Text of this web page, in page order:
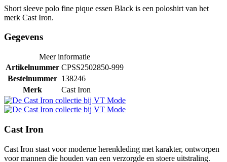
Short sleeve polo fine pique essen Black is een poloshirt van het
merk Cast Iron.
Gegevens
Meer informatie
Artikelnummer CPSS2502850-999
Bestelnummer 138246
Merk
Cast Iron
Cast Iron
Cast Iron staat voor moderne herenkleding met karakter, ontworpen
voor mannen die houden van een verzorgde en stoere uitstraling.